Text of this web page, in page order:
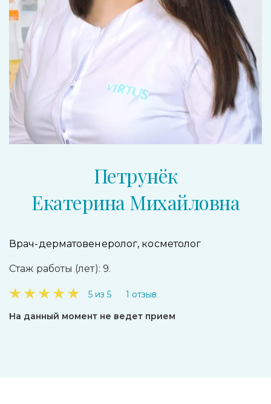
Петрунёк
Екатерина Михайловна
Врач-дерматовенеролог, косметолог
Стаж работы (лет): 9.
★★★★★ 5 из 5
1 отзыв
На данный момент не ведет прием